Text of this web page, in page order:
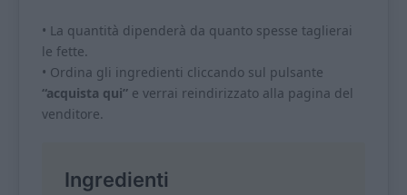
• La quantità dipenderà da quanto spesse taglierai
le fette.
• Ordina gli ingredienti cliccando sul pulsante
“acquista qui” e verrai reindirizzato alla pagina del
venditore.
Ingredienti